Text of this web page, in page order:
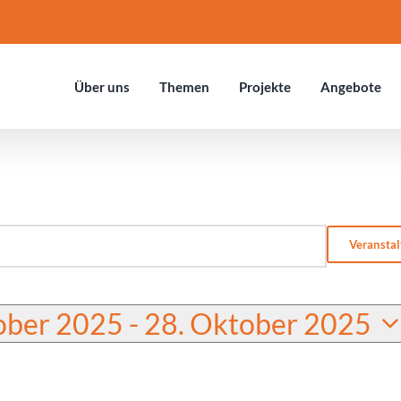
Über uns Themen Projekte Ange­bote
2025 - 28. Oktober 2025